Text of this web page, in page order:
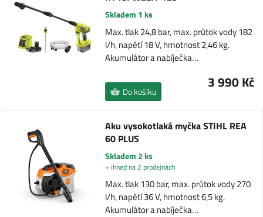
Skladem 1 ks
Max. tlak 24,8 bar, max. průtok vody 182
l/h, napětí 18 V, hmotnost 2,46 kg.
Akumulátor a nabíječka…
3 990 Kč
Do košíku
Aku vysokotlaká myčka STIHL REA
60 PLUS
Skladem 2 ks
+ ihned na 2 prodejnách
Max. tlak 130 bar, max. průtok vody 270
l/h, napětí 36 V, hmotnost 6,5 kg.
Akumulátor a nabíječka…